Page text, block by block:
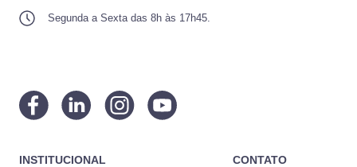
Segunda a Sexta das 8h às 17h45.
INSTITUCIONAL CONTATO